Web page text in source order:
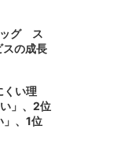
ッグ ス
スの成長
くい理
」、2位
」、1位